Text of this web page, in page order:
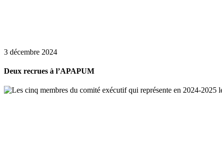
3 décembre 2024
Deux recrues à l’APAPUM